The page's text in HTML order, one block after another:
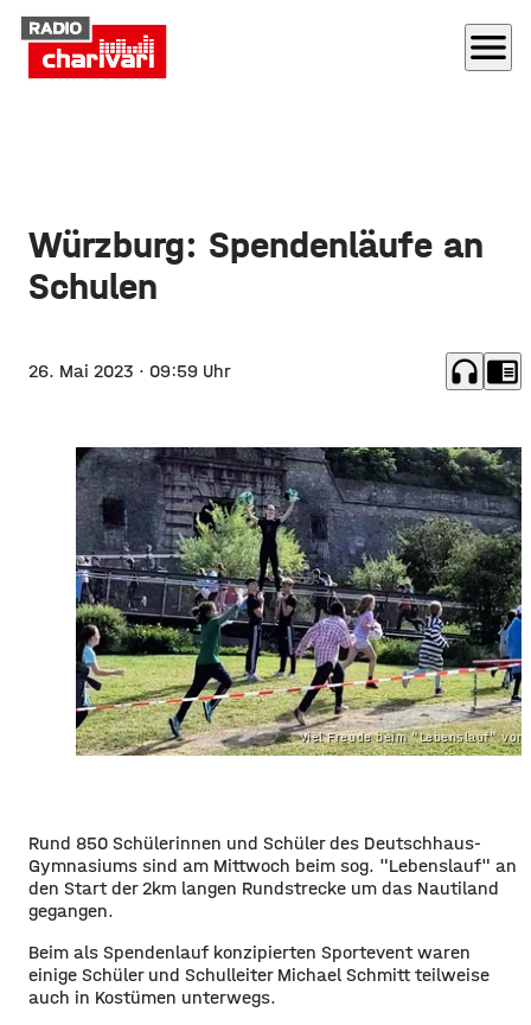
menu
Würzburg: Spendenläufe an
Schulen
26. Mai 2023 · 09:59 Uhr headphones chrome_reader_mode
Viel Freude beim "Lebenslauf" vom
Rund 850 Schülerinnen und Schüler des Deutschhaus-
Gymnasiums sind am Mittwoch beim sog. "Lebenslauf" an
den Start der 2km langen Rundstrecke um das Nautiland
gegangen.
Beim als Spendenlauf konzipierten Sportevent waren
einige Schüler und Schulleiter Michael Schmitt teilweise
auch in Kostümen unterwegs.